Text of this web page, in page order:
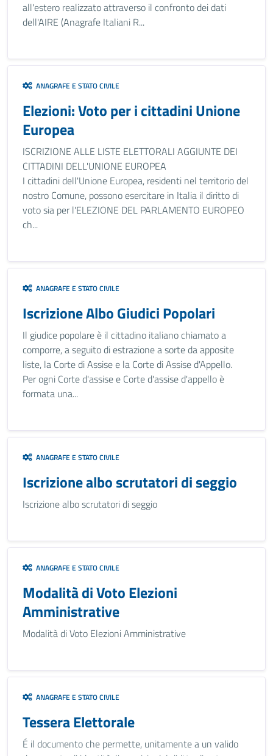
all'estero realizzato attraverso il confronto dei dati
dell'AIRE (Anagrafe Italiani R...
ANAGRAFE E STATO CIVILE
Elezioni: Voto per i cittadini Unione
Europea
ISCRIZIONE ALLE LISTE ELETTORALI AGGIUNTE DEI
CITTADINI DELL'UNIONE EUROPEA
I cittadini dell'Unione Europea, residenti nel territorio del
nostro Comune, possono esercitare in Italia il diritto di
voto sia per l'ELEZIONE DEL PARLAMENTO EUROPEO
ch...
ANAGRAFE E STATO CIVILE
Iscrizione Albo Giudici Popolari
Il giudice popolare è il cittadino italiano chiamato a
comporre, a seguito di estrazione a sorte da apposite
liste, la Corte di Assise e la Corte di Assise d'Appello.
Per ogni Corte d'assise e Corte d'assise d'appello è
formata una...
ANAGRAFE E STATO CIVILE
Iscrizione albo scrutatori di seggio
Iscrizione albo scrutatori di seggio
ANAGRAFE E STATO CIVILE
Modalità di Voto Elezioni
Amministrative
Modalità di Voto Elezioni Amministrative
ANAGRAFE E STATO CIVILE
Tessera Elettorale
É il documento che permette, unitamente a un valido